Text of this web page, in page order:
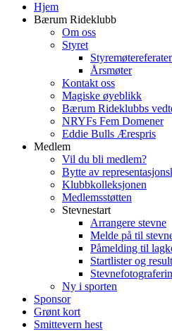
Hjem
Bærum Rideklubb
Om oss
Styret
Styremøtereferater
Årsmøter
Kontakt oss
Magiske øyeblikk
Bærum Rideklubbs
NRYFs Fem Domener
Eddie Bulls Ærespris
Medlem
Vil du bli medlem?
Bytte av
Klubbkolleksjonen
Medlemsstøtten
Stevnestart
Arrangere stevne
Melde på til
Påmelding til
Startlister og
Ny i sporten
Sponsor
Grønt kort
Smittevern hest